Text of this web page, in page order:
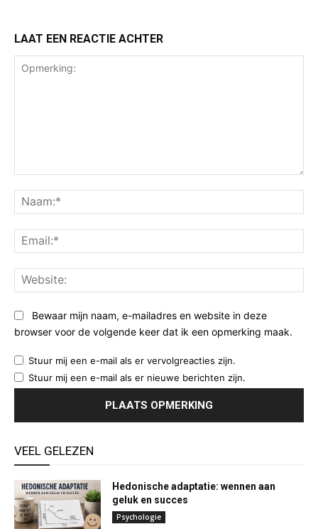
LAAT EEN REACTIE ACHTER
Bewaar mijn naam, e-mailadres en website in deze
browser voor de volgende keer dat ik een opmerking maak.
Stuur mij een e-mail als er vervolgreacties zijn.
Stuur mij een e-mail als er nieuwe berichten zijn.
VEEL GELEZEN
Hedonische adaptatie: wennen aan
geluk en succes
Psychologie